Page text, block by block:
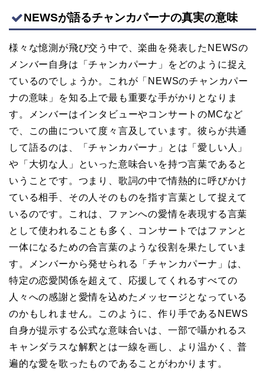
NEWSが語るチャンカパーナの真実の意味
様々な憶測が飛び交う中で、楽曲を発表したNEWSの
メンバー自身は「チャンカパーナ」をどのように捉え
ているのでしょうか。これが「NEWSのチャンカパー
ナの意味」を知る上で最も重要な手がかりとなりま
す。メンバーはインタビューやコンサートのMCなど
で、この曲について度々言及しています。彼らが共通
して語るのは、「チャンカパーナ」とは「愛しい人」
や「大切な人」といった意味合いを持つ言葉であると
いうことです。つまり、歌詞の中で情熱的に呼びかけ
ている相手、その人そのものを指す言葉として捉えて
いるのです。これは、ファンへの愛情を表現する言葉
として使われることも多く、コンサートではファンと
一体になるための合言葉のような役割を果たしていま
す。メンバーから発せられる「チャンカパーナ」は、
特定の恋愛関係を超えて、応援してくれるすべての
人々への感謝と愛情を込めたメッセージとなっている
のかもしれません。このように、作り手であるNEWS
自身が提示する公式な意味合いは、一部で囁かれるス
キャンダラスな解釈とは一線を画し、より温かく、普
遍的な愛を歌ったものであることがわかります。